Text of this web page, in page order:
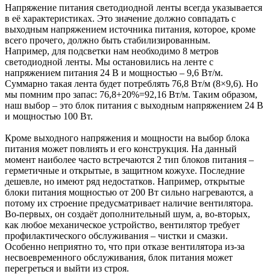
Напряжение питания светодиодной ленты всегда указывается
в её характеристиках. Это значение должно совпадать с
выходным напряжением источника питания, которое, кроме
всего прочего, должно быть стабилизированным.
Например, для подсветки нам необходимо 8 метров
светодиодной ленты. Мы остановились на ленте с
напряжением питания 24 В и мощностью – 9,6 Вт/м.
Суммарно такая лента будет потреблять 76,8 Вт/м (8×9,6). Но
мы помним про запас: 76,8+20%=92,16 Вт/м. Таким образом,
наш выбор – это блок питания с выходным напряжением 24 В
и мощностью 100 Вт.
Кроме выходного напряжения и мощности на выбор блока
питания может повлиять и его конструкция. На данный
момент наиболее часто встречаются 2 тип блоков питания –
герметичные и открытые, в защитном кожухе. Последние
дешевле, но имеют ряд недостатков. Например, открытые
блоки питания мощностью от 200 Вт сильно нагреваются, а
потому их строение предусматривает наличие вентилятора.
Во-первых, он создаёт дополнительный шум, а, во-вторых,
как любое механическое устройство, вентилятор требует
профилактического обслуживания – чистки и смазки.
Особенно неприятно то, что при отказе вентилятора из-за
несвоевременного обслуживания, блок питания может
перегреться и выйти из строя.